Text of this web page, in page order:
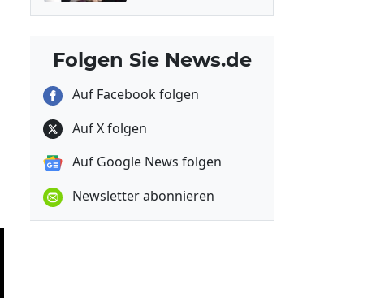
Folgen Sie News.de
Auf Facebook folgen
Auf X folgen
Auf Google News folgen
Newsletter abonnieren